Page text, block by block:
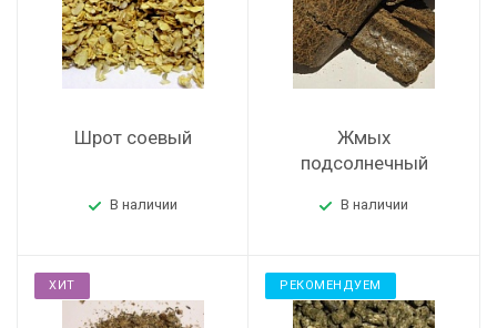
Шрот соевый
В наличии
Жмых
подсолнечный
В наличии
ХИТ РЕКОМЕНДУЕМ